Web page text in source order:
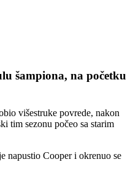
šampiona, na početku
višestruke povrede, nakon
tim sezonu počeo sa starim
napustio Cooper i okrenuo se